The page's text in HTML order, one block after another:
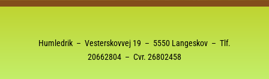
Humledrik – Vesterskovvej 19 – 5550 Langeskov – Tlf.
20662804– Cvr. 26802458